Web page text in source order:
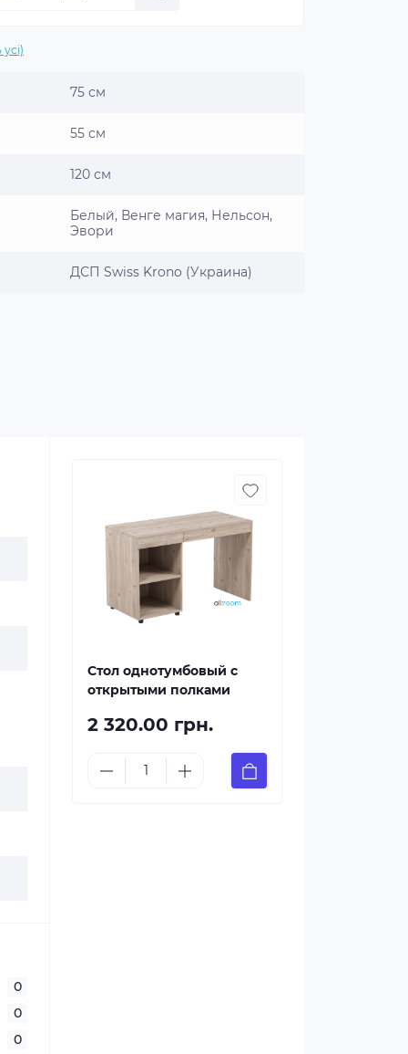
75 см
55 см
120 см
Белый, Венге магия, Нельсон,
Эвори
ДСП Swiss Krono (Украина)
0
0
0
Стол однотумбовый с
открытыми полками
2 320.00 грн.